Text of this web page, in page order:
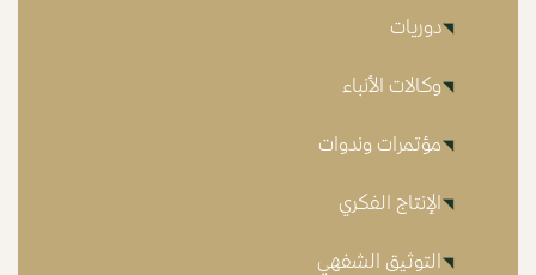
دوريات
وكالات الأنباء
مؤتمرات وندوات
الإنتاج الفكري
التوثيق الشفهي